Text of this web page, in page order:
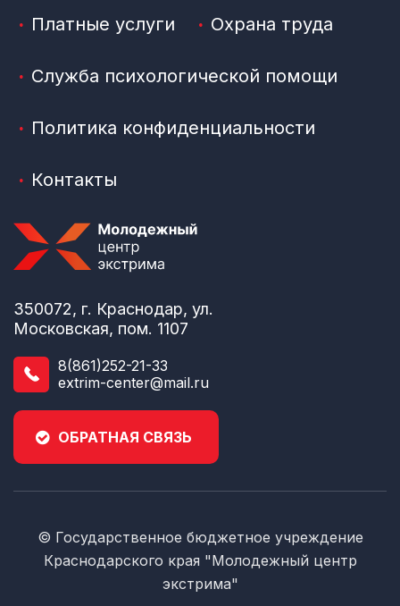
350072, г. Краснодар, ул.
Московская, пом. 1107
8(861)252-21-33
extrim-center@mail.ru
ОБРАТНАЯ СВЯЗЬ
Платные услуги Охрана труда
Служба психологической помощи
Политика конфиденциальности
Контакты
© Государственное бюджетное учреждение
Краснодарского края "Молодежный центр
экстрима"